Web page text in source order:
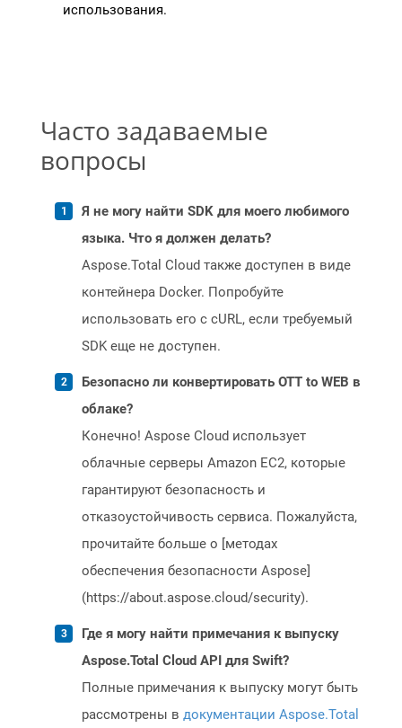
использования.
Часто задаваемые
вопросы
Я не могу найти SDK для моего любимого
языка. Что я должен делать?
Aspose.Total Cloud также доступен в виде
контейнера Docker. Попробуйте
использовать его с cURL, если требуемый
SDK еще не доступен.
Безопасно ли конвертировать OTT to WEB в
облаке?
Конечно! Aspose Cloud использует
облачные серверы Amazon EC2, которые
гарантируют безопасность и
отказоустойчивость сервиса. Пожалуйста,
прочитайте больше о [методах
обеспечения безопасности Aspose]
(https://about.aspose.cloud/security).
Где я могу найти примечания к выпуску
Aspose.Total Cloud API для Swift?
Полные примечания к выпуску могут быть
рассмотрены в документации Aspose.Total